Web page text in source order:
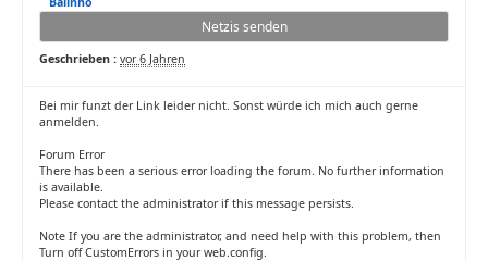
Netzis senden
Geschrieben : vor 6 Jahren
Bei mir funzt der Link leider nicht. Sonst würde ich mich auch gerne
anmelden.
Forum Error
There has been a serious error loading the forum. No further information
is available.
Please contact the administrator if this message persists.
Note If you are the administrator, and need help with this problem, then
Turn off CustomErrors in your web.config.